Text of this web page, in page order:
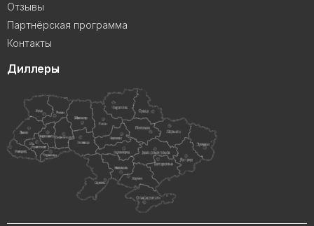
Отзывы
Партнёрская программа
Контакты
Диллеры